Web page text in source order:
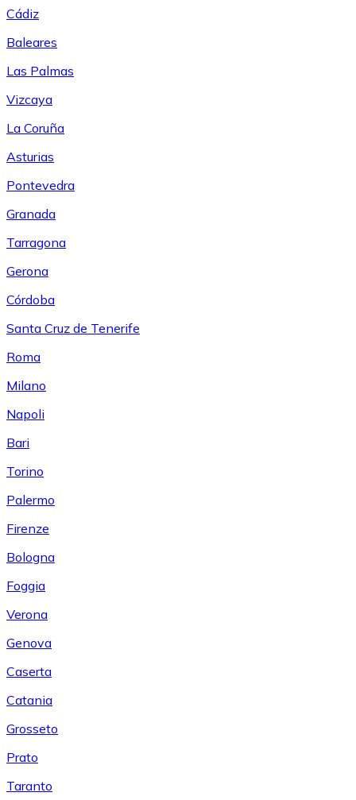
Cádiz
Baleares
Las Palmas
Vizcaya
La Coruña
Asturias
Pontevedra
Granada
Tarragona
Gerona
Córdoba
Santa Cruz de Tenerife
Roma
Milano
Napoli
Bari
Torino
Palermo
Firenze
Bologna
Foggia
Verona
Genova
Caserta
Catania
Grosseto
Prato
Taranto